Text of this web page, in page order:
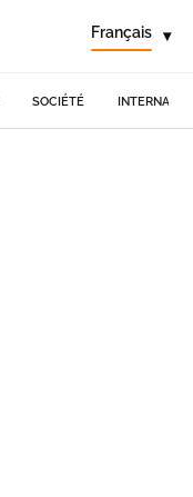
Français ▾
SOCIÉTÉ